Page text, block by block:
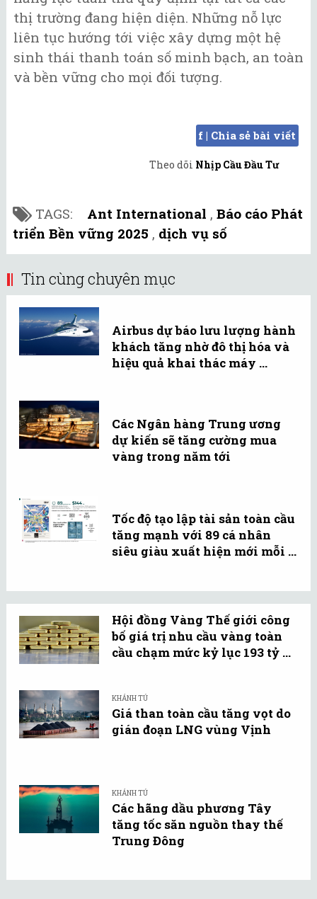
thị trường đang hiện diện. Những nỗ lực
liên tục hướng tới việc xây dựng một hệ
sinh thái thanh toán số minh bạch, an toàn
và bền vững cho mọi đối tượng.
f | Chia sẻ bài viết
Theo dõi Nhịp Cầu Đầu Tư
TAGS: Ant International , Báo cáo Phát
triển Bền vững 2025 , dịch vụ số
Tin cùng chuyên mục
Airbus dự báo lưu lượng hành
khách tăng nhờ đô thị hóa và
hiệu quả khai thác máy ...
Các Ngân hàng Trung ương
dự kiến sẽ tăng cường mua
vàng trong năm tới
Tốc độ tạo lập tài sản toàn cầu
tăng mạnh với 89 cá nhân
siêu giàu xuất hiện mới mỗi ...
Hội đồng Vàng Thế giới công
bố giá trị nhu cầu vàng toàn
cầu chạm mức kỷ lục 193 tỷ ...
KHÁNH TÚ
Giá than toàn cầu tăng vọt do
gián đoạn LNG vùng Vịnh
KHÁNH TÚ
Các hãng dầu phương Tây
tăng tốc săn nguồn thay thế
Trung Đông